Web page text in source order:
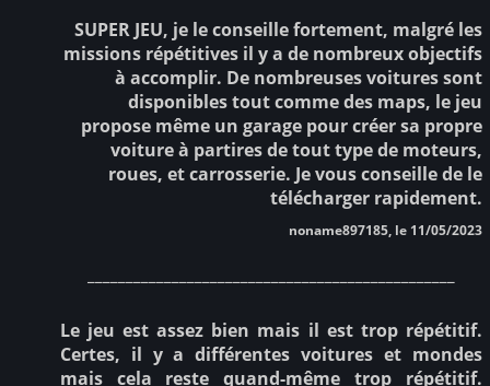
SUPER JEU, je le conseille fortement, malgré les
missions répétitives il y a de nombreux objectifs
à accomplir. De nombreuses voitures sont
disponibles tout comme des maps, le jeu
propose même un garage pour créer sa propre
voiture à partires de tout type de moteurs,
roues, et carrosserie. Je vous conseille de le
télécharger rapidement.
noname897185, le 11/05/2023
Le jeu est assez bien mais il est trop répétitif.
Certes, il y a différentes voitures et mondes
mais cela reste quand-même trop répétitif.